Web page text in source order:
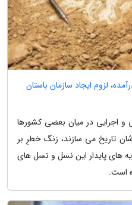
لزوم ایجاد سازمان باستان
و اجرایی در میان بعضی کشورها
تاریخ می سازند، زنگ خطرِ بر
های پایدار این نسل و نسل های
است.